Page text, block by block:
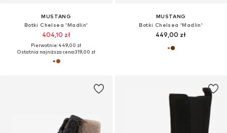
MUSTANG
Botki Chelsea 'Madlin'
404,10 zł
Pierwotnie: 449,00 zł
Ostatnia najniższa cena:319,00 zł
MUSTANG
Botki Chelsea 'Madlin'
449,00 zł